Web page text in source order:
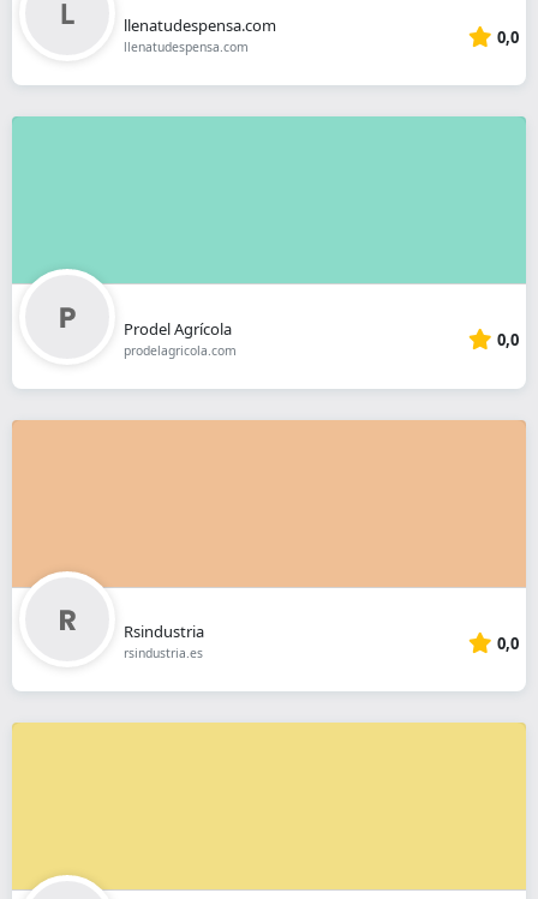
llenatudespensa.com
llenatudespensa.com 0,0
Prodel Agrícola
prodelagricola.com 0,0
Rsindustria
rsindustria.es 0,0